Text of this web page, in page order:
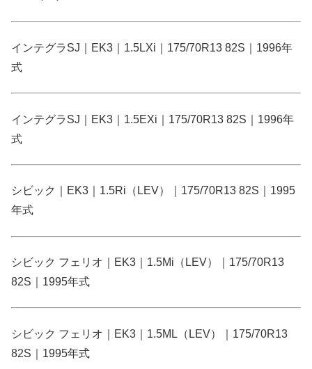
インテグラSJ｜EK3｜1.5LXi｜175/70R13 82S｜1996年
式
インテグラSJ｜EK3｜1.5EXi｜175/70R13 82S｜1996年
式
シビック｜EK3｜1.5Ri（LEV）｜175/70R13 82S｜1995
年式
シビック フェリオ｜EK3｜1.5Mi（LEV）｜175/70R13
82S｜1995年式
シビック フェリオ｜EK3｜1.5ML（LEV）｜175/70R13
82S｜1995年式